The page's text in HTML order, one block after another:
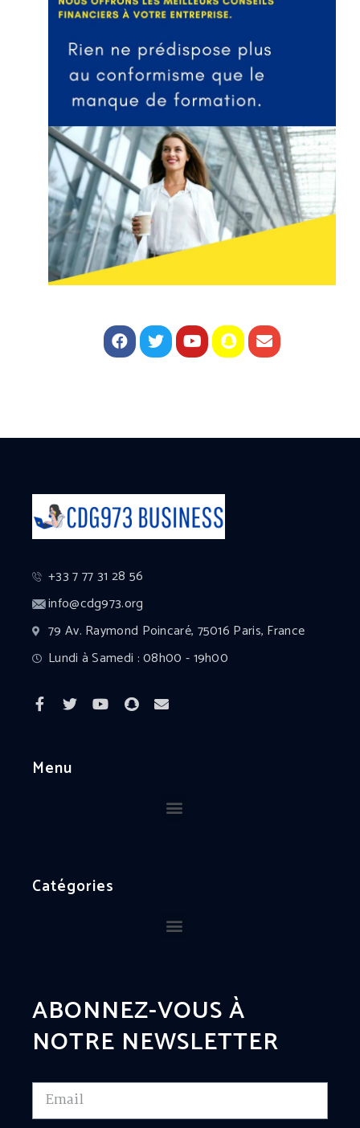
+33 7 77 31 28 56
info@cdg973.org
79 Av. Raymond Poincaré, 75016 Paris, France
Lundi à Samedi : 08h00 - 19h00
Menu
Catégories
ABONNEZ-VOUS À
NOTRE NEWSLETTER